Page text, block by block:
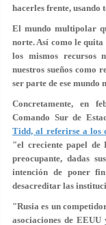
hacerles frente, usando
El mundo multipolar
norte. Así como le quita
los mismos recursos
nuestros sueños como
ser parte de ese mundo
Concretamente, en
Comando Sur de
Tidd, al referirse a los
"el creciente papel de
preocupante, dadas
intención de poner
desacreditar las
"Rusia es un
asociaciones de